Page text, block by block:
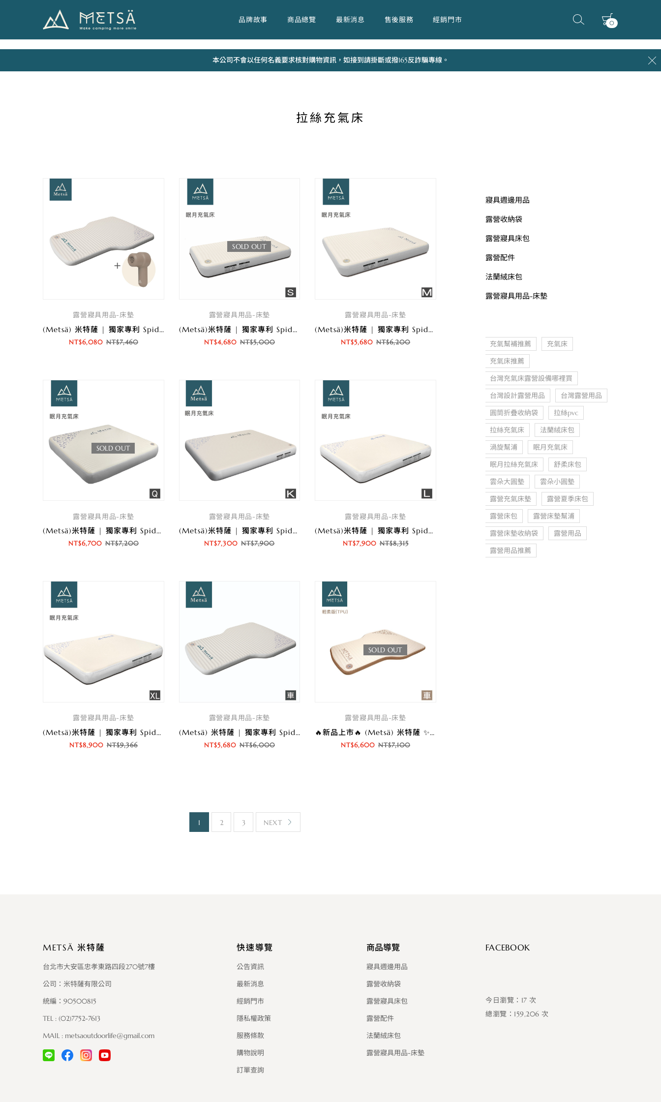
本公司不會以任何名義要求核對購物資訊，如接到請掛斷或撥165反詐騙專線。
米
特
露
品牌故事 商品總覽 最新消息 售後服務 經銷門市 0
拉絲充氣床
露營寢具用品-床墊
(Metsä) 米特薩 | 獨家專利 Spider Web 結構設計 | 眠月車用拉絲充氣床套裝組
NT$7,460
NT$6,080
SOLD OUT
露營寢具用品-床墊
(Metsä)米特薩 | 獨家專利 Spider Web 結構設計 | 眠月拉絲充氣床(S)
NT$5,000
NT$4,680
露營寢具用品-床墊
(Metsä)米特薩 | 獨家專利 Spider Web 結構設計 | 眠月拉絲充氣床(M)
NT$6,200
NT$5,680
SOLD OUT
露營寢具用品-床墊
(Metsä)米特薩 | 獨家專利 Spider Web 結構設計 | 眠月拉絲充氣床(Q)
NT$7,200
NT$6,700
露營寢具用品-床墊
(Metsä)米特薩 | 獨家專利 Spider Web 結構設計 | 眠月拉絲充氣床(K)
NT$7,900
NT$7,300
露營寢具用品-床墊
(Metsä)米特薩 | 獨家專利 Spider Web 結構設計 | 眠月拉絲充氣床(L)
NT$8,315
NT$7,900
露營寢具用品-床墊
(Metsä)米特薩 | 獨家專利 Spider Web 結構設計 | 眠月拉絲充氣床(XL)
NT$9,366
NT$8,900
露營寢具用品-床墊
(Metsä) 米特薩 | 獨家專利 Spider Web 結構設計 | 眠月車用拉絲充氣床
NT$6,000
NT$5,680
SOLD OUT
露營寢具用品-床墊
🔥新品上市🔥 (Metsä) 米特薩 ✨全新一代 | 睡眠新科技✨ 眠月車用拉絲充氣床-輕柔版(TPU) | 獨家專利 Spider Web 結構設計
NT$7,100
NT$6,600
1 2 3 NEXT
寢具週邊用品
露營收納袋
露營寢具床包
露營配件
法蘭絨床包
露營寢具用品-床墊
充氣幫補推薦
充氣床
充氣床推薦
台灣充氣床露營設備哪裡買
台灣設計露營用品
台灣露營用品
圓筒折疊收納袋
拉絲pvc
拉絲充氣床
法蘭絨床包
渦旋幫浦
眠月充氣床
眠月拉絲充氣床
舒柔床包
雲朵大圓墊
雲朵小圓墊
露營充氣床墊
露營夏季床包
露營床包
露營床墊幫浦
露營床墊收納袋
露營用品
露營用品推薦
METSÄ 米特薩
台北市大安區忠孝東路四段270號7樓
公司：米特薩有限公司
統編：90500815
TEL : (02)7752-7613
MAIL : metsaoutdoorlife@gmail.com
快速導覽
公告資訊
最新消息
經銷門市
隱私權政策
服務條款
購物說明
訂單查詢
商品導覽
寢具週邊用品
露營收納袋
露營寢具床包
露營配件
法蘭絨床包
露營寢具用品-床墊
FACEBOOK
17
159,206